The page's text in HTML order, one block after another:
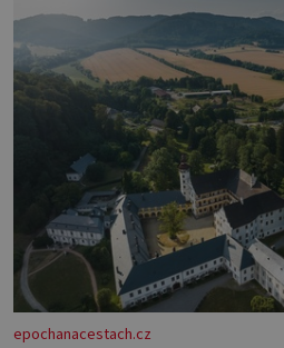
epochanacestach.cz